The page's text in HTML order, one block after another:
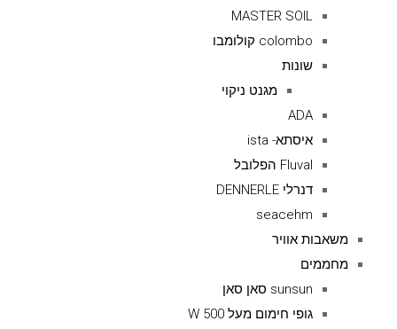
MASTER SOIL
colombo קולומבו
שונות
מגנט ניקוי
ADA
איסתא- ista
Fluval הפלובל
דנרלי DENNERLE
seacehm
משאבות אוויר
מחממים
sunsun סאן סאן
גופי חימום מעל 500 W